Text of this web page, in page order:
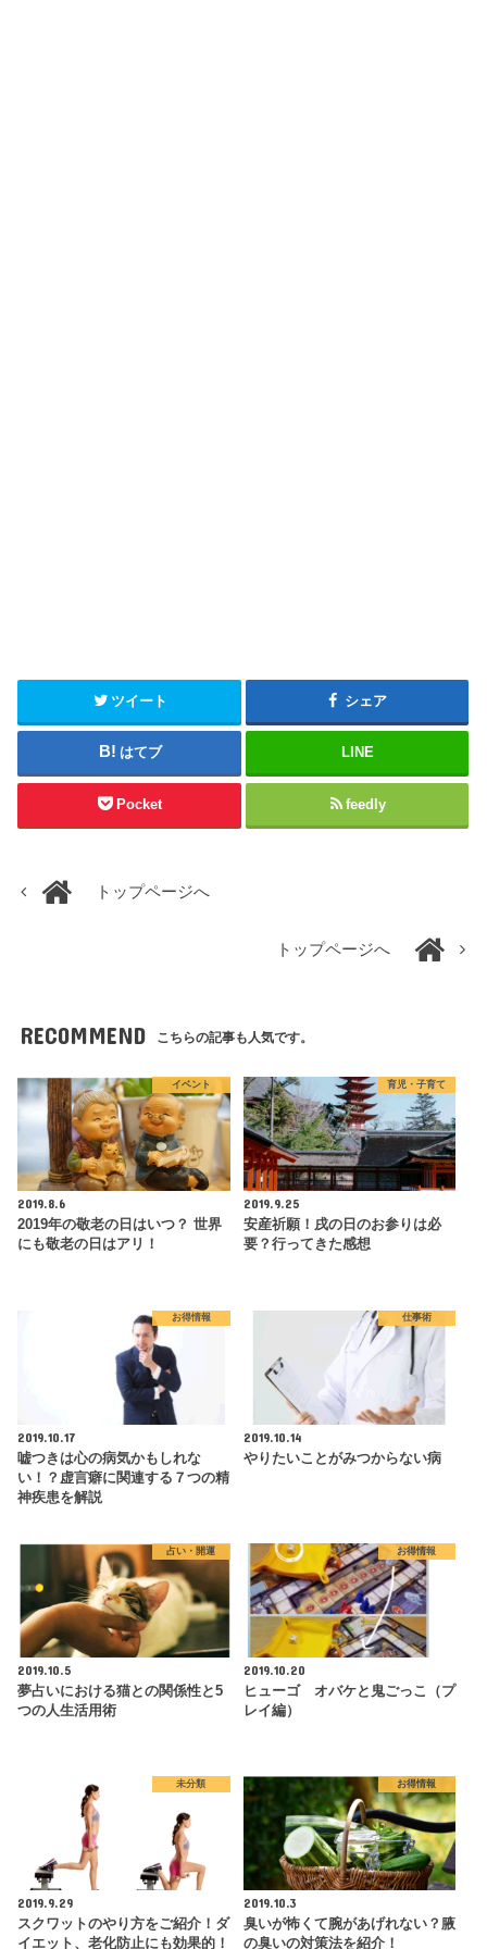
ツイート シェア
はてブ LINE
Pocket feedly
トップページへ
トップページへ
RECOMMEND こちらの記事も人気です。
イベント
2019.8.6
2019年の敬老の日はいつ？ 世界
にも敬老の日はアリ！
育児・子育て
2019.9.25
安産祈願！戌の日のお参りは必
要？行ってきた感想
お得情報
2019.10.17
嘘つきは心の病気かもしれな
い！？虚言癖に関連する７つの精
神疾患を解説
仕事術
2019.10.14
やりたいことがみつからない病
占い・開運
2019.10.5
夢占いにおける猫との関係性と5
つの人生活用術
お得情報
2019.10.20
ヒューゴ オバケと鬼ごっこ（プ
レイ編）
未分類
2019.9.29
スクワットのやり方をご紹介！ダ
イエット、老化防止にも効果的！
お得情報
2019.10.3
臭いが怖くて腕があげれない？腋
の臭いの対策法を紹介！